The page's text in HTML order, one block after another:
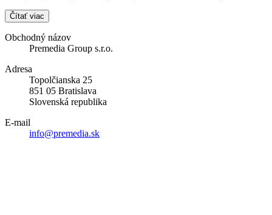
Čítať viac
Obchodný názov
Premedia Group s.r.o.
Adresa
Topolčianska 25
851 05 Bratislava
Slovenská republika
E-mail
info@premedia.sk